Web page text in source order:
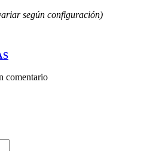
según configuración)
comentario